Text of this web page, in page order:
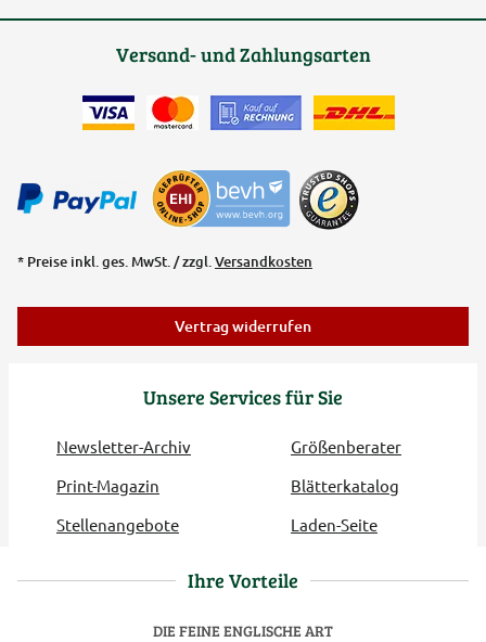
Unsere Services für Sie
Newsletter-Archiv
Größenberater
Print-Magazin
Blätterkatalog
Stellenangebote
Laden-Seite
Versand- und Zahlungsarten
* Preise inkl. ges. MwSt. / zzgl.Versandkosten
Vertrag widerrufen
Ihre Vorteile
DIE FEINE ENGLISCHE ART